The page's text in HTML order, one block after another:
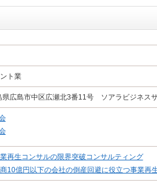
ト業
県広島市中区広瀬北3番11号 ソアラビジネス
再生コンサルの限界突破コンサルティング
10億円以下の会社の倒産回避に役立つ事業再